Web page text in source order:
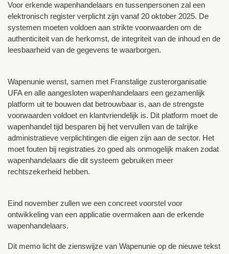
Voor erkende wapenhandelaars en tussenpersonen zal een
elektronisch register verplicht zijn vanaf 20 oktober 2025. De
systemen moeten voldoen aan strikte voorwaarden om de
authenticiteit van de herkomst, de integriteit van de inhoud en de
leesbaarheid van de gegevens te waarborgen.
Wapenunie wenst, samen met Franstalige zusterorganisatie
UFA en alle aangesloten wapenhandelaars een gezamenlijk
platform uit te bouwen dat betrouwbaar is, aan de strengste
voorwaarden voldoet en klantvriendelijk is. Dit platform moet de
wapenhandel tijd besparen bij het vervullen van de talrijke
administratieve verplichtingen die eigen zijn aan de sector. Het
moet fouten bij registraties zo goed als onmogelijk maken zodat
wapenhandelaars die dit systeem gebruiken meer
rechtszekerheid hebben.
Eind november zullen we een concreet voorstel voor
ontwikkeling van een applicatie overmaken aan de erkende
wapenhandelaars.
Dit memo licht de zienswijze van Wapenunie op de nieuwe tekst